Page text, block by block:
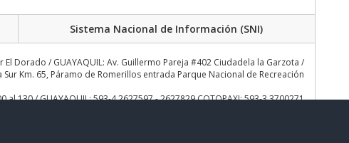
Sistema Nacional de Información (SNI)
El Dorado / GUAYAQUIL: Av. Guillermo Pareja #402 Ciudadela la Garzota /
Sur Km. 65, Páramo de Romerillos entrada Parque Nacional de Recreación
al 130 / GUAYAQUIL: 593-4 2627597 - 2627829 COTOPAXI: 593-3 3700271